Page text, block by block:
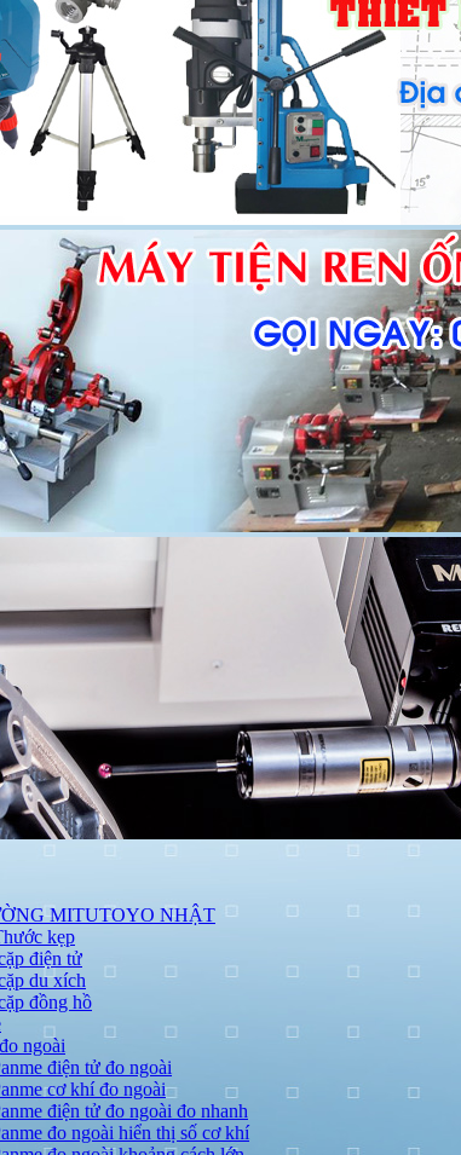
MITUTOYO NHẬT
kẹp
điện tử
du xích
đồng hồ
ngoài
điện tử đo ngoài
cơ khí đo ngoài
điện tử đo ngoài đo nhanh
đo ngoài hiển thị số cơ khí